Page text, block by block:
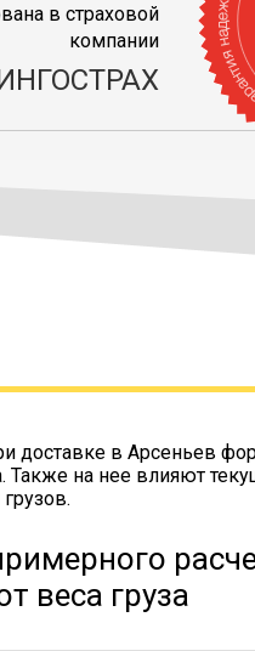
в страховой
компании
доставке в Арсеньев
Также на нее влияют
веса груза